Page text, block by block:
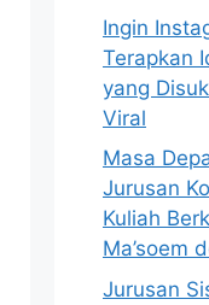
Ingin
Terapkan
yang
Viral
Masa
Jurusan
Kuliah
Ma’soem
Jurusan